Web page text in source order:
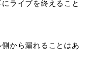
ライブを終えること
から漏れることはあ